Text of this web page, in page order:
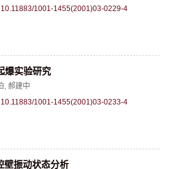
10.11883/1001-1455(2001)03-0229-4
爆实验研究
, 郝建中
10.11883/1001-1455(2001)03-0233-4
壁振动状态分析